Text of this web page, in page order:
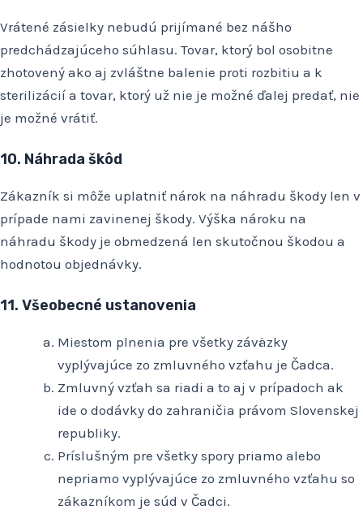
Vrátené zásielky nebudú prijímané bez nášho
predchádzajúceho súhlasu. Tovar, ktorý bol osobitne
zhotovený ako aj zvláštne balenie proti rozbitiu a k
sterilizácií a tovar, ktorý už nie je možné ďalej predať, nie
je možné vrátiť.
10. Náhrada škôd
Zákazník si môže uplatniť nárok na náhradu škody len v
prípade nami zavinenej škody. Výška nároku na
náhradu škody je obmedzená len skutočnou škodou a
hodnotou objednávky.
11. Všeobecné ustanovenia
Miestom plnenia pre všetky záväzky
vyplývajúce zo zmluvného vzťahu je Čadca.
Zmluvný vzťah sa riadi a to aj v prípadoch ak
ide o dodávky do zahraničia právom Slovenskej
republiky.
Príslušným pre všetky spory priamo alebo
nepriamo vyplývajúce zo zmluvného vzťahu so
zákazníkom je súd v Čadci.